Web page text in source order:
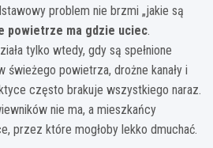
problem nie brzmi „jakie są
powietrze ma gdzie uciec.
tylko wtedy, gdy są spełnione
świeżego powietrza, drożne kanały i
często brakuje wszystkiego naraz.
nie ma, a mieszkańcy
przez które mogłoby lekko dmuchać.